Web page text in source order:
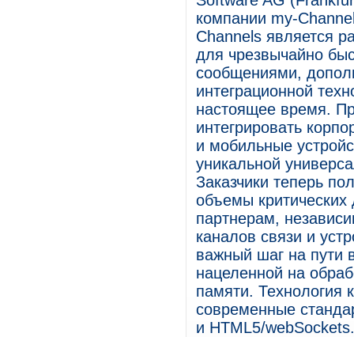
компании my-
Channels является
для чрезвычайно
сообщениями,
интеграционной
настоящее время.
интегрировать
и мобильные
уникальной
Заказчики теперь
объемы критических
партнерам,
каналов связи и
важный шаг на пути
нацеленной на
памяти. Технология
современные
и HTML5/webSockets.